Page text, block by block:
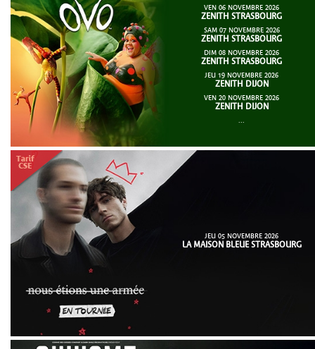
VEN 06 NOVEMBRE 2026
ZENITH STRASBOURG
SAM 07 NOVEMBRE 2026
ZENITH STRASBOURG
DIM 08 NOVEMBRE 2026
ZENITH STRASBOURG
JEU 19 NOVEMBRE 2026
ZENITH DIJON
VEN 20 NOVEMBRE 2026
ZENITH DIJON
...
JEU 05 NOVEMBRE 2026
LA MAISON BLEUE STRASBOURG